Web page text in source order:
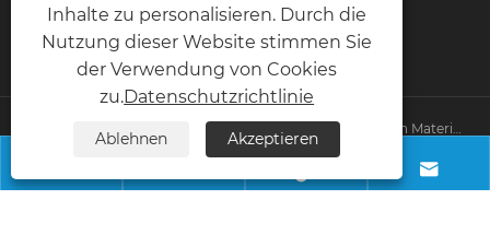
Road, Yuanshanbei Village, Changping
Town, Dongguan City, Guangdong, China
Copyright © 2025 Dongguan Linhong Building Decoration Material
Co., Ltd. Alle Rechte vorbehalten.
Links | Sitemap | RSS | XML | Datenschutzrichtlinie |

Inhalte zu personalisieren. Durch die
Nutzung dieser Website stimmen Sie
der Verwendung von Cookies
zu.Datenschutzrichtlinie
Ablehnen Akzeptieren